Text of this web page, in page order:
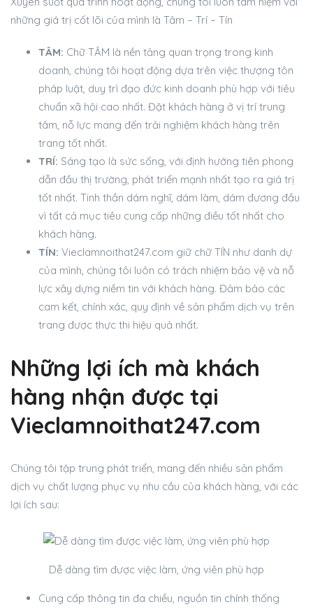
những giá trị cốt lõi của mình là Tâm – Trí – Tín
TÂM: Chữ TÂM là nền tảng quan trọng trong kinh
doanh, chúng tôi hoạt động dựa trên việc thượng tôn
pháp luật, duy trì đạo đức kinh doanh phù hợp với tiêu
chuẩn xã hội cao nhất. Đặt khách hàng ở vị trí trung
tâm, nỗ lực mang đến trải nghiệm khách hàng trên
trang tốt nhất.
TRÍ: Sáng tạo là sức sống, với định hướng tiên phong
dẫn đầu thị trường, phát triển mạnh nhất tạo ra giá trị
tốt nhất. Tinh thần dám nghĩ, dám làm, dám đương đầu
vì tất cả mục tiêu cung cấp những điều tốt nhất cho
khách hàng.
TÍN: Vieclamnoithat247.com giữ chữ TÍN như danh dự
của mình, chúng tôi luôn có trách nhiệm bảo vệ và nỗ
lực xây dựng niềm tin với khách hàng. Đảm bảo các
cam kết, chính xác, quy định về sản phẩm dịch vụ trên
trang được thực thi hiệu quả nhất.
Những lợi ích mà khách
hàng nhận được tại
Vieclamnoithat247.com
Chúng tôi tập trung phát triển, mang đến nhiều sản phẩm
dịch vụ chất lượng phục vụ nhu cầu của khách hàng, với các
lợi ích sau:
Dễ dàng tìm được việc làm, ứng viên phù hợp
Cung cấp thông tin đa chiều, nguồn tin chính thống